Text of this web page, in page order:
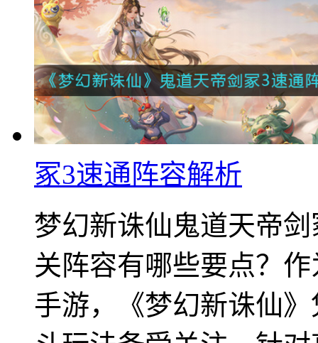
冢3速通阵容解析
梦幻新诛仙鬼道天帝
关阵容有哪些要点？
手游，《梦幻新诛仙